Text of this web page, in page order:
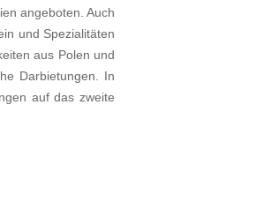
angeboten. Auch
und Spezialitäten
aus Polen und
Darbietungen. In
auf das zweite